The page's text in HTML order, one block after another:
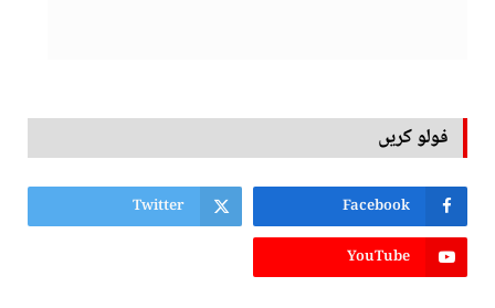
فولو کریں
Facebook
Twitter
YouTube